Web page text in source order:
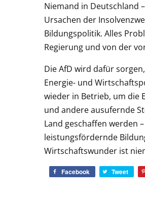
Niemand in Deutschland
Ursachen der
Bildungspolitik. Alles
Regierung und von der
Die AfD wird dafür
Energie- und
wieder in Betrieb, um die
und andere ausufernde
Land geschaffen werden
leistungsfördernde
Wirtschaftswunder ist
Facebook Tweet